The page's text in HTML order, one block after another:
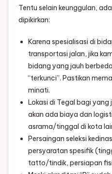
Tentu selain keunggulan,
dipikirkan:
Karena spesialisasi di
transportasi jalan, jika
bidang yang jauh
“terkunci”. Pastikan
minati.
Lokasi di Tegal bagi yang
akan ada biaya dan
asrama/tinggal di kota
Persaingan seleksi
persyaratan spesifik
tatto/tindik, persiapan